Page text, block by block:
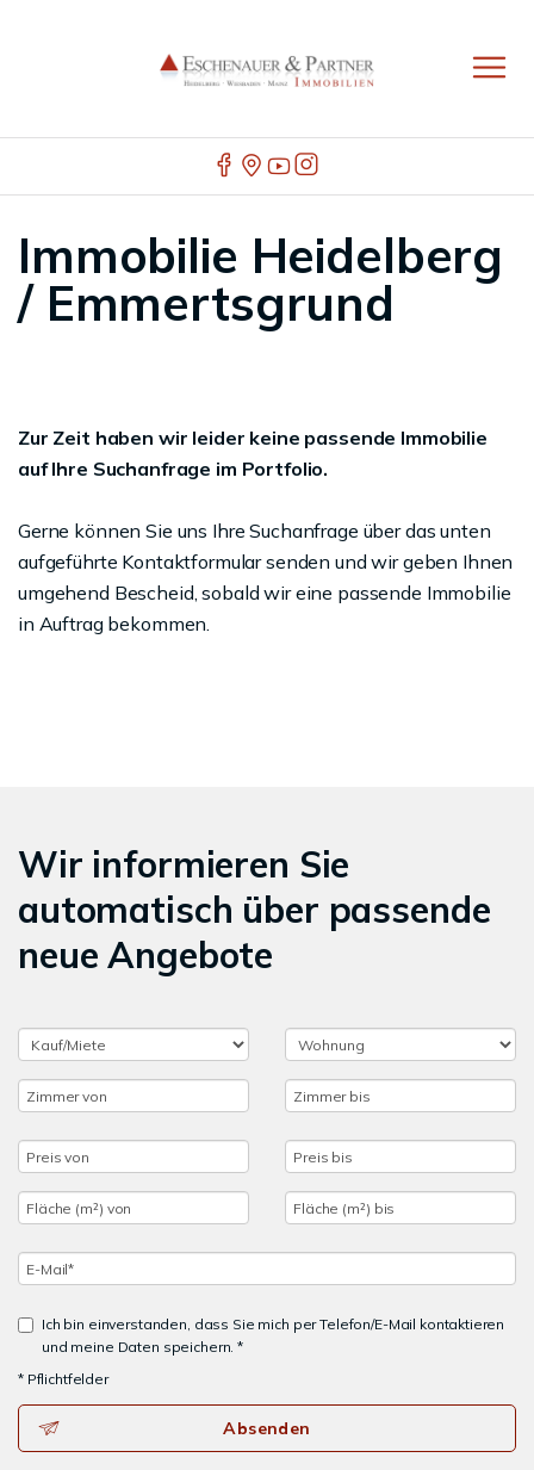
Immobilie Heidelberg
/ Emmertsgrund
Zur Zeit haben wir leider keine passende Immobilie
auf Ihre Suchanfrage im Portfolio.
Gerne können Sie uns Ihre Suchanfrage über das unten
aufgeführte Kontaktformular senden und wir geben Ihnen
umgehend Bescheid, sobald wir eine passende Immobilie
in Auftrag bekommen.
Wir informieren Sie
automatisch über passende
neue Angebote
Ich bin einverstanden, dass Sie mich per Telefon/E-Mail kontaktieren
und meine Daten speichern. *
* Pflichtfelder
Absenden